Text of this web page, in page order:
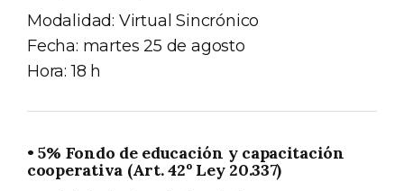
Modalidad: Virtual Sincrónico
Fecha: martes 25 de agosto
Hora: 18 h
• 5% Fondo de educación y capacitación
cooperativa (Art. 42º Ley 20.337)